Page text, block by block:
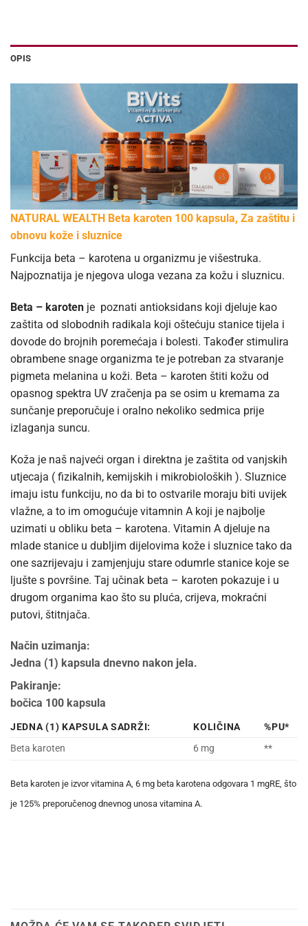
OPIS
NATURAL WEALTH Beta karoten 100 kapsula, Za zaštitu i
obnovu kože i sluznice
Funkcija beta – karotena u organizmu je višestruka.
Najpoznatija je njegova uloga vezana za kožu i sluznicu.
Beta – karoten je poznati antioksidans koji djeluje kao
zaštita od slobodnih radikala koji oštećuju stanice tijela i
dovode do brojnih poremećaja i bolesti. Također stimulira
obrambene snage organizma te je potreban za stvaranje
pigmeta melanina u koži. Beta – karoten štiti kožu od
opasnog spektra UV zračenja pa se osim u kremama za
sunčanje preporučuje i oralno nekoliko sedmica prije
izlaganja suncu.
Koža je naš najveći organ i direktna je zaštita od vanjskih
utjecaja ( fizikalnih, kemijskih i mikrobioloških ). Sluznice
imaju istu funkciju, no da bi to ostvarile moraju biti uvijek
vlažne, a to im omogućuje vitamnin A koji je najbolje
uzimati u obliku beta – karotena. Vitamin A djeluje na
mlade stanice u dubljim dijelovima kože i sluznice tako da
one sazrijevaju i zamjenjuju stare odumrle stanice koje se
ljušte s površine. Taj učinak beta – karoten pokazuje i u
drugom organima kao što su pluća, crijeva, mokraćni
putovi, štitnjača.
Način uzimanja:
Jedna (1) kapsula dnevno nakon jela.
Pakiranje:
bočica 100 kapsula
JEDNA (1) KAPSULA SADRŽI: KOLIČINA
%PU*
Beta karoten
6 mg **
Beta karoten je izvor vitamina A, 6 mg beta karotena odgovara 1 mgRE, što
je 125% preporučenog dnevnog unosa vitamina A.